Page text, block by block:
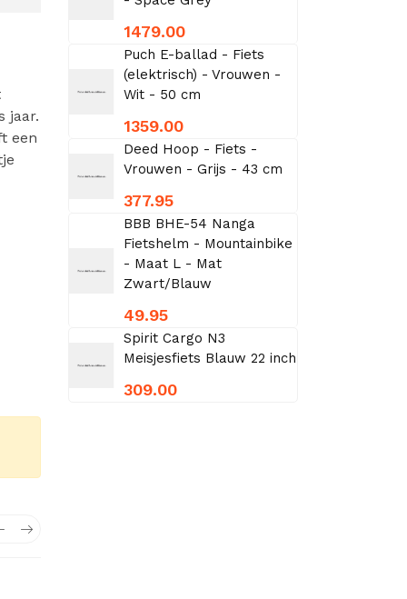
jaar.
een
1479.00
Puch E-ballad - Fiets
(elektrisch) - Vrouwen -
Wit - 50 cm
1359.00
Deed Hoop - Fiets -
Vrouwen - Grijs - 43 cm
377.95
BBB BHE-54 Nanga
Fietshelm - Mountainbike
- Maat L - Mat
Zwart/Blauw
49.95
Spirit Cargo N3
Meisjesfiets Blauw 22 inch
309.00